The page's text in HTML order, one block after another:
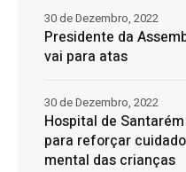
Presidente da
vai para atas
30 de Dezembro, 2022
Hospital de
para reforçar
mental das crianças
30 de Dezembro, 2022